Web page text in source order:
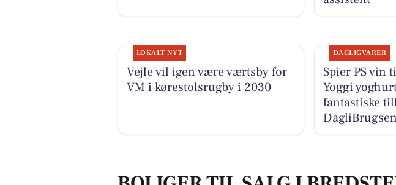
LOKALT NYT
Vejle vil igen være værtsby for
VM i kørestolsrugby i 2030
DAGLIGVARER
Spier PS vin
Yoggi
fantastiske
DagliBrugsen